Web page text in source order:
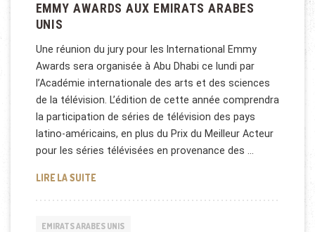
EMMY AWARDS AUX EMIRATS ARABES
UNIS
Une réunion du jury pour les International Emmy
Awards sera organisée à Abu Dhabi ce lundi par
l’Académie internationale des arts et des sciences
de la télévision. L’édition de cette année comprendra
la participation de séries de télévision des pays
latino-américains, en plus du Prix du Meilleur Acteur
pour les séries télévisées en provenance des …
LIRE LA SUITEEMMY AWARDS AUX EMIRATS ARABES UNIS
EMIRATS ARABES UNIS